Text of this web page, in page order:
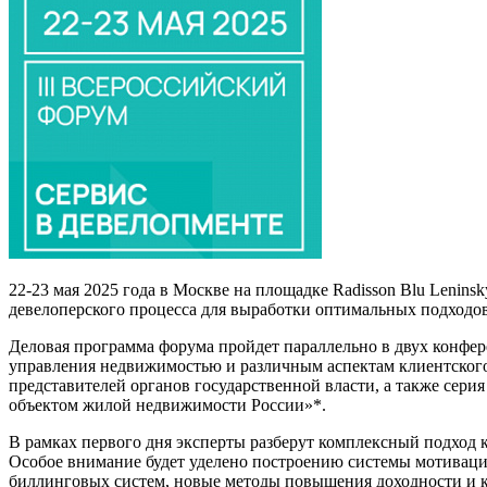
22-23 мая 2025 года в Москве на площадке Radisson Blu
девелоперского процесса для выработки оптимальных
Деловая программа форума пройдет параллельно в двух
управления недвижимостью и различным аспектам
представителей органов государственной власти, а также
объектом жилой недвижимости России»*.
В рамках первого дня эксперты разберут комплексный
Особое внимание будет уделено построению системы
биллинговых систем, новые методы повышения доходности и